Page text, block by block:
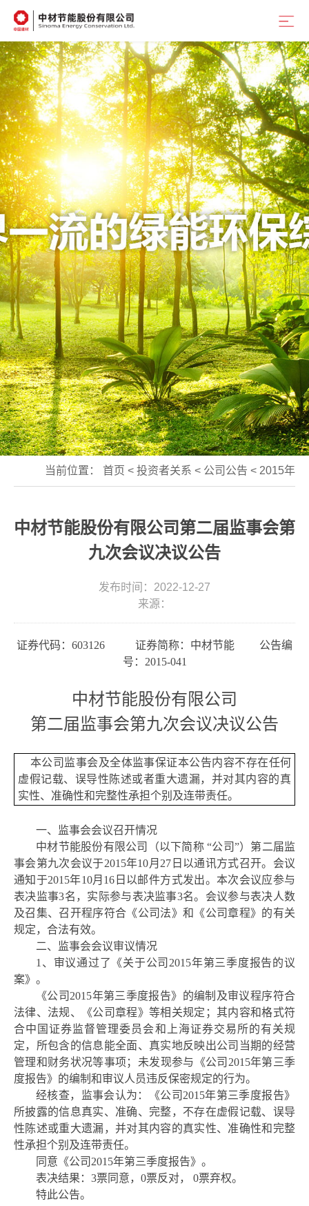
当前位置： 首页 < 投资者关系 < 公司公告 < 2015年
中材节能股份有限公司第二届监事会第
九次会议决议公告
发布时间：2022-12-27
来源：
证券代码： 603126 证券简称：中材节能 公告编
号：2015-041
中材节能股份有限公司
第二届监事会第九次会议决议公告
本公司监事会及全体监事保证本公告内容不存在任何
虚假记载、误导性陈述或者重大遗漏，并对其内容的真
实性、准确性和完整性承担个别及连带责任。
一、监事会会议召开情况
中材节能股份有限公司（以下简称 “公司”）第二届监
事会第九次会议于2015年10月27日以通讯方式召开。会议
通知于2015年10月16日以邮件方式发出。本次会议应参与
表决监事3名，实际参与表决监事3名。会议参与表决人数
及召集、召开程序符合《公司法》和《公司章程》的有关
规定，合法有效。
二、监事会会议审议情况
1、审议通过了《关于公司2015年第三季度报告的议
案》。
《公司 2015年第三季度报告》的编制及审议程序符合
法律、法规、《公司章程》等相关规定；其内容和格式符
合中国证券监督管理委员会和上海证券交易所的有关规
定，所包含的信息能全面、真实地反映出公司当期的经营
管理和财务状况等事项；未发现参与《公司 201 5年第三季
度报告》的编制和审议人员违反保密规定的行为。
经核查，监事会认为：《公司 201 5年第三季度报告》
所披露的信息真实、准确、完整，不存在虚假记载、误导
性陈述或重大遗漏，并对其内容的真实性、准确性和完整
性承担个别及连带责任。
同意《公司 2015年第三季度报告》。
表决结果： 3票同意，0票反对， 0票弃权。
特此公告。